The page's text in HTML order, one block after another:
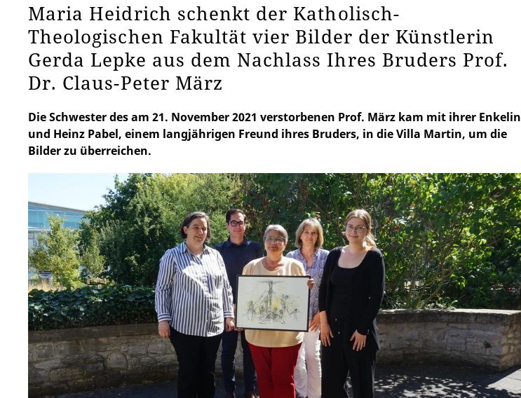
Maria Heidrich schenkt der Katholisch-
Theologischen Fakultät vier Bilder der Künstlerin
Gerda Lepke aus dem Nachlass Ihres Bruders Prof.
Dr. Claus-Peter März
Die Schwester des am 21. November 2021 verstorbenen Prof. März kam mit ihrer Enkelin
und Heinz Pabel, einem langjährigen Freund ihres Bruders, in die Villa Martin, um die
Bilder zu überreichen.